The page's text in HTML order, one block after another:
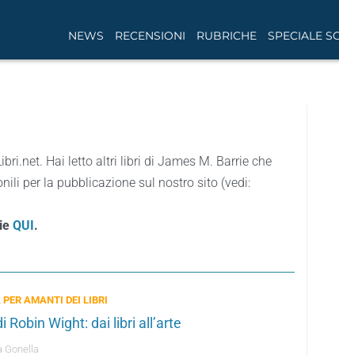
NEWS RECENSIONI RUBRICHE SPECIALE
Hai letto altri libri di James M. Barrie che
per la pubblicazione sul nostro sito (vedi:
QUI.
AMANTI DEI LIBRI
Robin Wight: dai libri all’arte
Gonella